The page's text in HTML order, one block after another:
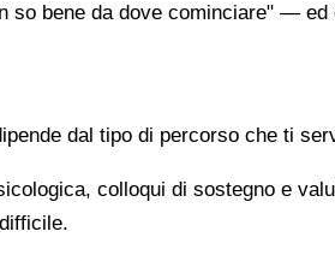
so bene da dove cominciare" — ed
dal tipo di percorso che ti
colloqui di sostegno e